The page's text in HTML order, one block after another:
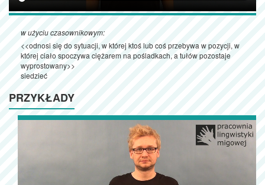
w użyciu czasownikowym:
<<odnosi się do sytuacji, w której ktoś lub coś przebywa w pozycji, w
której ciało spoczywa ciężarem na pośladkach, a tułów pozostaje
wyprostowany>>
siedzieć
PRZYKŁADY